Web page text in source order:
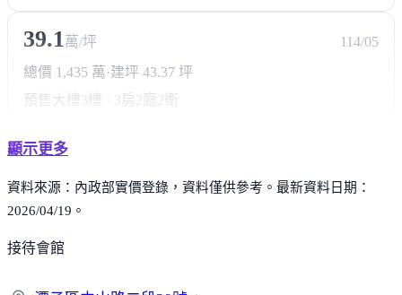
39.1萬/坪
114/05
總價 1,435 萬 ·建坪 43.37 坪
預售大樓 3樓 · 3房2廳2衛
顯示更多
資料來源：內政部實價登錄，資料僅供參考。最新資料日期：
2026/04/19。
接待會館